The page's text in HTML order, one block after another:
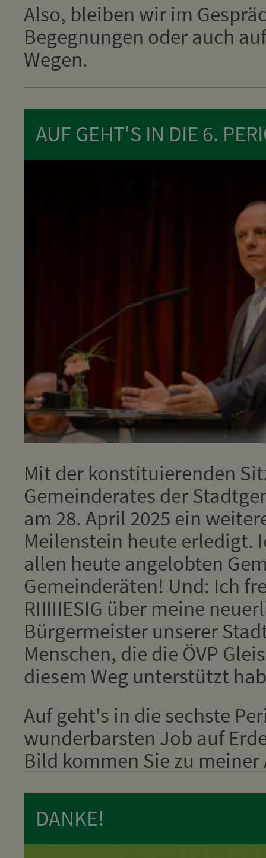
Also, bleiben wir im
Begegnungen oder auch
Wegen.
AUF GEHT'S IN DIE 6.
Mit der konstituierenden
Gemeinderates der
am 28. April 2025 ein
Meilenstein heute erledigt.
allen heute angelobten
Gemeinderäten! Und: Ich
RIIIIIESIG über meine
Bürgermeister unserer
Menschen, die die ÖVP
diesem Weg unterstützt
Auf geht's in die sechste
wunderbarsten Job auf
Bild kommen Sie zu
DANKE!